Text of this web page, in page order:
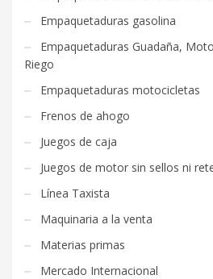
Empaquetaduras gasolina
Empaquetaduras Guadaña,
Riego
Empaquetaduras motocicletas
Frenos de ahogo
Juegos de caja
Juegos de motor sin sellos ni
Línea Taxista
Maquinaria a la venta
Materias primas
Mercado Internacional